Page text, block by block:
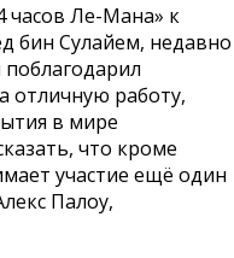
часов Ле-Мана» к
бин Сулайем, недавно
отличную работу,
в мире
что кроме
участие ещё один
Палоу,